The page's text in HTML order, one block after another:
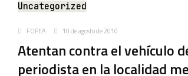
Uncategorized
FOPEA 10 de agosto de 2010
Atentan contra el vehículo
periodista en la localidad